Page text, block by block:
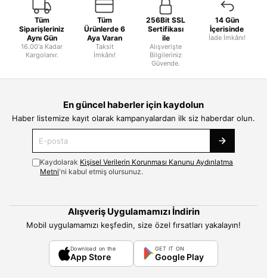
Tüm
Siparişleriniz
Aynı Gün
16.00'a Kadar
Kargolanır.
Tüm
Ürünlerde 6
Aya Varan
Taksit
İmkânı!
256Bit SSL
Sertifikası
ile
Alışverişte
Bilgileriniz
Güvende.
14 Gün
İçerisinde
İade İmkânı!
En güncel haberler için kaydolun
Haber listemize kayıt olarak kampanyalardan ilk siz haberdar olun.
Kaydolarak Kişisel Verilerin Korunması Kanunu Aydınlatma
Metni'ni kabul etmiş olursunuz.
Alışveriş Uygulamamızı İndirin
Mobil uygulamamızı keşfedin, size özel fırsatları yakalayın!
Download on the
App Store
GET IT ON
Google Play